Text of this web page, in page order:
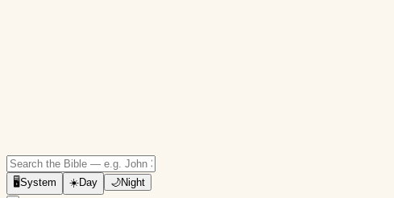
🖥System ☀️Day 🌙Night